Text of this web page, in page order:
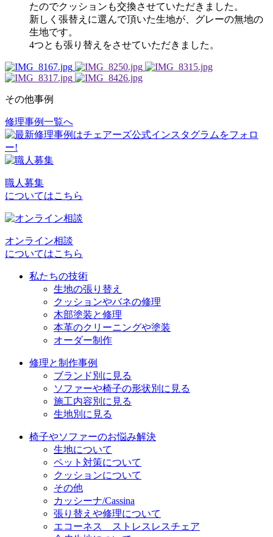
たのでクッションも交換させていただきました。
新しく張替えに選んで頂いた生地が、グレーの無地の
生地です。
4つとも張り替えをさせていただきました。
その他事例
投
稿
ナ
ビ
ゲ
ー
シ
ョ
修理事例一覧へ
職人募集
についてはこちら
オンライン相談
についてはこちら
私たちの技術
生地の張り替え
クッションやバネの修理
木部塗装と修理
本革のクリーニングや塗装
オーダー制作
修理と制作事例
ブランド別に見る
ソファーや椅子の形状別に見る
施工内容別に見る
生地別に見る
椅子やソファーのお悩み解決
生地について
ペット対策について
クッションについて
その他
カッシーナ/Cassina
張り替えや修理について
エコーネス ストレスレスチェア